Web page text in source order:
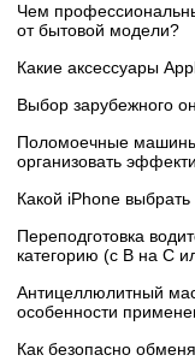
Чем
от бытовой модели?
Какие аксессуары
Выбор зарубежного
Поломоечные
организовать
Какой iPhone
Переподготовка
категорию (с B на C
Антицеллюлитный
особенности
Как безопасно